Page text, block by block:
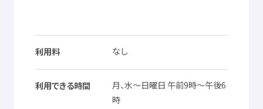
利用料 なし
利用できる時間 月、水～日曜日 午前9時～午後6
時